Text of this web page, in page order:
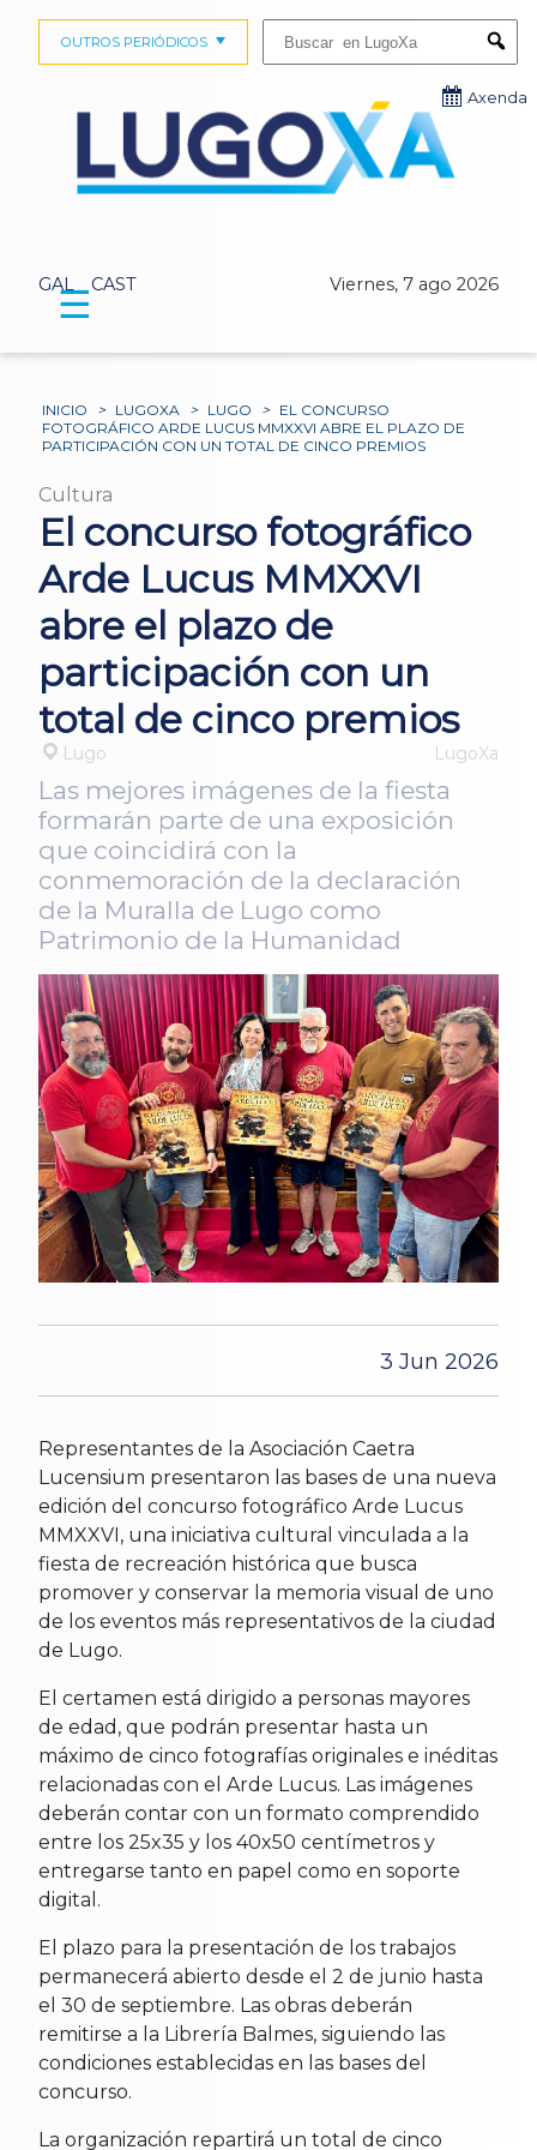
GAL CAST Viernes, 7 ago 2026
OUTROS PERIÓDICOS
Axenda
☰
INICIO > LUGOXA > LUGO > EL CONCURSO
FOTOGRÁFICO ARDE LUCUS MMXXVI ABRE EL PLAZO DE
PARTICIPACIÓN CON UN TOTAL DE CINCO PREMIOS
Cultura
El concurso fotográfico
Arde Lucus MMXXVI
abre el plazo de
participación con un
total de cinco premios
Lugo LugoXa
Las mejores imágenes de la fiesta
formarán parte de una exposición
que coincidirá con la
conmemoración de la declaración
de la Muralla de Lugo como
Patrimonio de la Humanidad
3 Jun 2026
Representantes de la Asociación Caetra
Lucensium presentaron las bases de una nueva
edición del concurso fotográfico Arde Lucus
MMXXVI, una iniciativa cultural vinculada a la
fiesta de recreación histórica que busca
promover y conservar la memoria visual de uno
de los eventos más representativos de la ciudad
de Lugo.
El certamen está dirigido a personas mayores
de edad, que podrán presentar hasta un
máximo de cinco fotografías originales e inéditas
relacionadas con el Arde Lucus. Las imágenes
deberán contar con un formato comprendido
entre los 25x35 y los 40x50 centímetros y
entregarse tanto en papel como en soporte
digital.
El plazo para la presentación de los trabajos
permanecerá abierto desde el 2 de junio hasta
el 30 de septiembre. Las obras deberán
remitirse a la Librería Balmes, siguiendo las
condiciones establecidas en las bases del
concurso.
La organización repartirá un total de cinco